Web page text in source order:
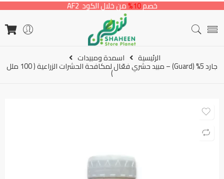
خصم10% من خلال الكود AF2
الرئيسية اسمدة ومبيدات
جارد 5% (Guard) – مبيد حشري فعّال لمكافحة الحشرات الزراعية ( 100 ملل
)